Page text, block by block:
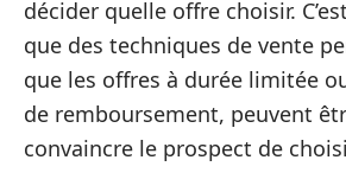
décider quelle offre choisir.
que des techniques de vente
que les offres à durée limitée
de remboursement, peuvent
convaincre le prospect de